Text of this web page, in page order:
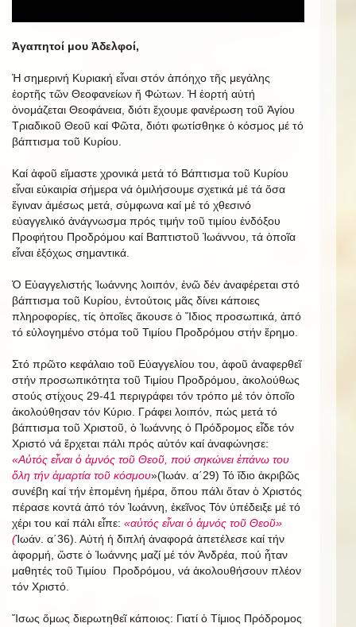
Ἀγαπητοί μου Ἀδελφοί,
Ἡ σημερινή Κυριακή εἶναι στόν ἀπόηχο τῆς μεγάλης
ἑορτῆς τῶν Θεοφανείων ἤ Φώτων. Ἡ ἑορτή αὐτή
ὀνομάζεται Θεοφάνεια, διότι ἔχουμε φανέρωση τοῦ Ἁγίου
Τριαδικοῦ Θεοῦ καί Φῶτα, διότι φωτίσθηκε ὁ κόσμος μέ τό
βάπτισμα τοῦ Κυρίου.
Καί ἀφοῦ εἴμαστε χρονικά μετά τό Βάπτισμα τοῦ Κυρίου
εἶναι εὐκαιρία σήμερα νά ὁμιλήσουμε σχετικά μέ τά ὅσα
ἔγιναν ἀμέσως μετά, σύμφωνα καί μέ τό χθεσινό
εὐαγγελικό ἀνάγνωσμα πρός τιμήν τοῦ τιμίου ἐνδόξου
Προφήτου Προδρόμου καί Βαπτιστοῦ Ἰωάννου, τά ὁποῖα
εἶναι ἐξόχως σημαντικά.
Ὁ Εὐαγγελιστής Ἰωάννης λοιπόν, ἐνῶ δέν ἀναφέρεται στό
βάπτισμα τοῦ Κυρίου, ἐντούτοις μᾶς δίνει κάποιες
πληροφορίες, τίς ὁποῖες ἄκουσε ὁ Ἴδιος προσωπικά, ἀπό
τό εὐλογημένο στόμα τοῦ Τιμίου Προδρόμου στήν ἔρημο.
Στό πρῶτο κεφάλαιο τοῦ Εὐαγγελίου του, ἀφοῦ ἀναφερθεῖ
στήν προσωπικότητα τοῦ Τιμίου Προδρόμου, ἀκολούθως
στούς στίχους 29-41 περιγράφει τόν τρόπο μέ τόν ὁποῖο
ἀκολούθησαν τόν Κύριο. Γράφει λοιπόν, πώς μετά τό
βάπτισμα τοῦ Χριστοῦ, ὁ Ἰωάννης ὁ Πρόδρομος εἶδε τόν
Χριστό νά ἔρχεται πάλι πρός αὐτόν καί ἀναφώνησε:
«Αὐτός εἶναι ὁ ἀμνός τοῦ Θεοῦ, πού σηκώνει ἐπάνω του
ὅλη τήν ἁμαρτία τοῦ κόσμου»(Ἰωάν. α΄29) Τό ἴδιο ἀκριβῶς
συνέβη καί τήν ἑπομένη ἡμέρα, ὅπου πάλι ὅταν ὁ Χριστός
πέρασε κοντά ἀπό τόν Ἰωάννη, ἐκεῖνος Τόν ὑπέδειξε μέ τό
χέρι του καί πάλι εἶπε: «αὐτός εἶναι ὁ ἀμνός τοῦ Θεοῦ»
(Ἰωάν. α΄36). Αὐτή ἡ διπλή ἀναφορά ἀπετέλεσε καί τήν
ἀφορμή, ὥστε ὁ Ἰωάννης μαζί μέ τόν Ἀνδρέα, πού ἦταν
μαθητές τοῦ Τιμίου Προδρόμου, νά ἀκολουθήσουν πλέον
τόν Χριστό.
Ἴσως ὅμως διερωτηθεῖ κάποιος: Γιατί ὁ Τίμιος Πρόδρομος